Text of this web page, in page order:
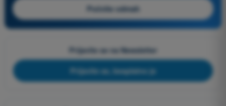
Počnite odmah
Prijavite se na Newsletter
Prijavite se, besplatno je